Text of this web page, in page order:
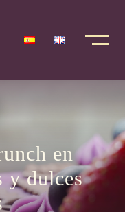
en
y dulces